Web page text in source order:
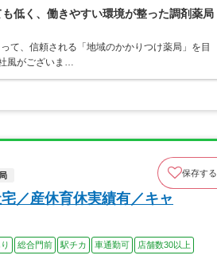
低く、働きやすい環境が整った調剤薬局
て、信頼される「地域のかかりつけ薬局」を目
風がございま…
保存する
／産休育休実績有／キャ
総合門前 駅チカ 車通勤可
店舗数30以上